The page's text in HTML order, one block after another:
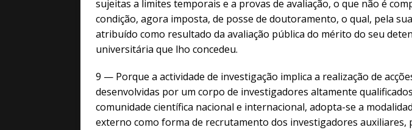
sujeitas a limites temporais e a provas de avaliação, o que não é
condição, agora imposta, de posse de doutoramento, o qual, pela
atribuído como resultado da avaliação pública do mérito do seu
universitária que lho concedeu.
9 — Porque a actividade de investigação implica a realização de
desenvolvidas por um corpo de investigadores altamente
comunidade científica nacional e internacional, adopta-se a
externo como forma de recrutamento dos investigadores auxiliares,